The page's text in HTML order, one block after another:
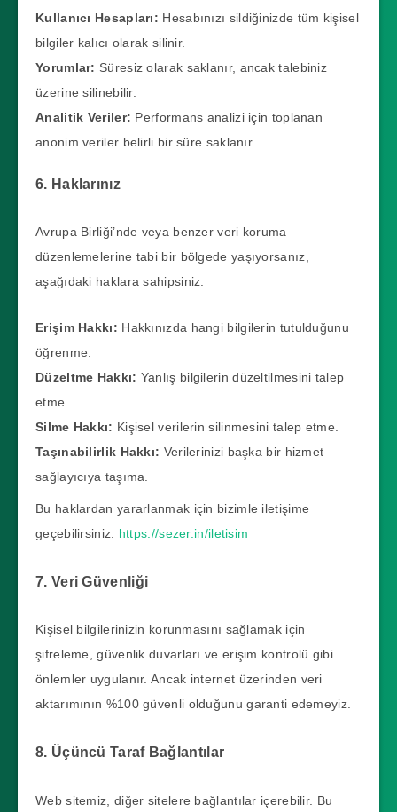
Kullanıcı Hesapları: Hesabınızı sildiğinizde tüm kişisel
bilgiler kalıcı olarak silinir.
Yorumlar: Süresiz olarak saklanır, ancak talebiniz
üzerine silinebilir.
Analitik Veriler: Performans analizi için toplanan
anonim veriler belirli bir süre saklanır.
6. Haklarınız
Avrupa Birliği’nde veya benzer veri koruma
düzenlemelerine tabi bir bölgede yaşıyorsanız,
aşağıdaki haklara sahipsiniz:
Erişim Hakkı: Hakkınızda hangi bilgilerin tutulduğunu
öğrenme.
Düzeltme Hakkı: Yanlış bilgilerin düzeltilmesini talep
etme.
Silme Hakkı: Kişisel verilerin silinmesini talep etme.
Taşınabilirlik Hakkı: Verilerinizi başka bir hizmet
sağlayıcıya taşıma.
Bu haklardan yararlanmak için bizimle iletişime
geçebilirsiniz: https://sezer.in/iletisim
7. Veri Güvenliği
Kişisel bilgilerinizin korunmasını sağlamak için
şifreleme, güvenlik duvarları ve erişim kontrolü gibi
önlemler uygulanır. Ancak internet üzerinden veri
aktarımının %100 güvenli olduğunu garanti edemeyiz.
8. Üçüncü Taraf Bağlantılar
Web sitemiz, diğer sitelere bağlantılar içerebilir. Bu